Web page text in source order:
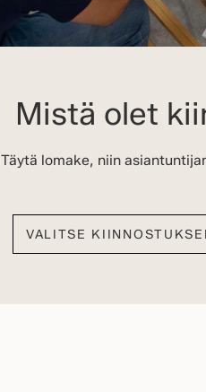
Mistä olet
Täytä lomake, niin